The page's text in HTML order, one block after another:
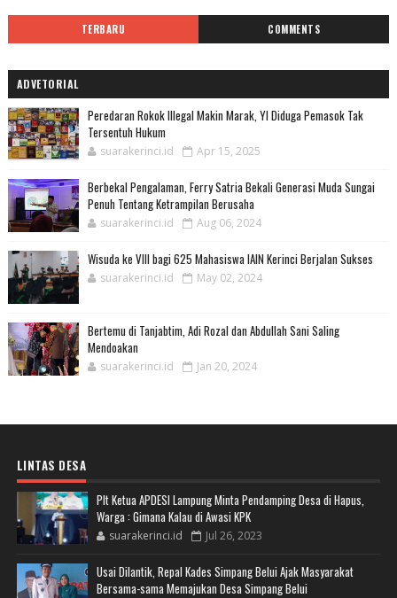
TERBARU COMMENTS
ADVETORIAL
Peredaran Rokok Illegal Makin Marak, YI Diduga Pemasok Tak
Tersentuh Hukum
suarakerinci.id Apr 15, 2025
Berbekal Pengalaman, Ferry Satria Bekali Generasi Muda Sungai
Penuh Tentang Ketrampilan Berusaha
suarakerinci.id Aug 06, 2024
Wisuda ke VIII bagi 625 Mahasiswa IAIN Kerinci Berjalan Sukses
suarakerinci.id May 02, 2024
Bertemu di Tanjabtim, Adi Rozal dan Abdullah Sani Saling
Mendoakan
suarakerinci.id Jan 20, 2024
LINTAS DESA
Plt Ketua APDESI Lampung Minta Pendamping Desa di Hapus,
Warga : Gimana Kalau di Awasi KPK
suarakerinci.id Jul 26, 2023
Usai Dilantik, Repal Kades Simpang Belui Ajak Masyarakat
Bersama-sama Memajukan Desa Simpang Belui